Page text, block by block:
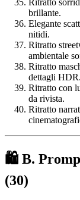
Ritratto
brillante.
Elegante
nitidi.
Ritratto
ambientale
Ritratto
dettagli HDR.
Ritratto con
da rivista.
Ritratto
🛍️ B.
(30)